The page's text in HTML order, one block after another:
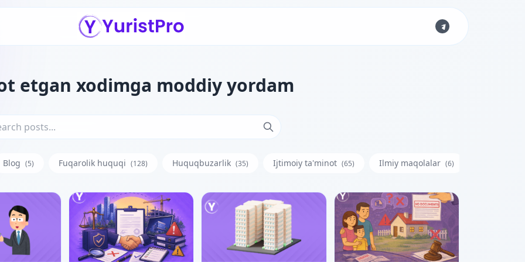
etgan xodimga moddiy yordam
Blog (5) Fuqarolik huquqi (128) Huquqbuzarlik (35) Ijtimoiy ta'minot (65) Ilmiy maqolalar (6)